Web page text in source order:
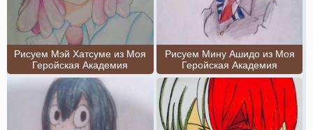
Рисуем Мэй Хатсуме из Моя
Геройская Академия
Рисуем Мину Ашидо из Моя
Геройская Академия